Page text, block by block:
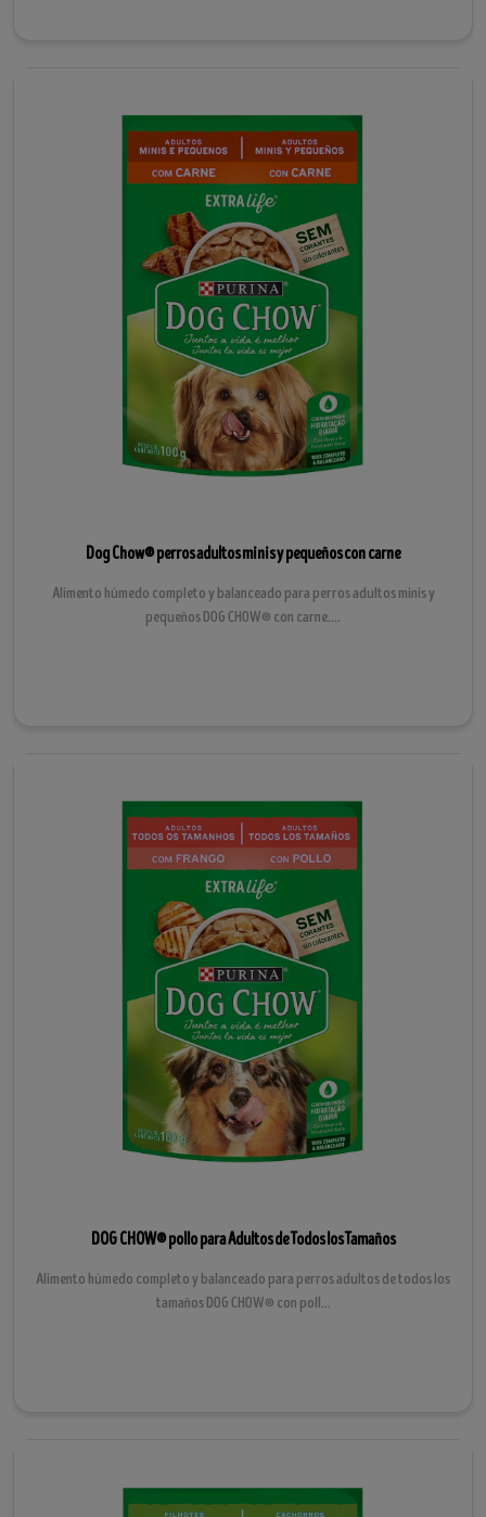
Dog Chow® perros adultos minis y pequeños con carne
Alimento húmedo completo y balanceado para perros adultos minis y
pequeños DOG CHOW® con carne....
DOG CHOW® pollo para Adultos de Todos los Tamaños
Alimento húmedo completo y balanceado para perros adultos de todos los
tamaños DOG CHOW® con poll...